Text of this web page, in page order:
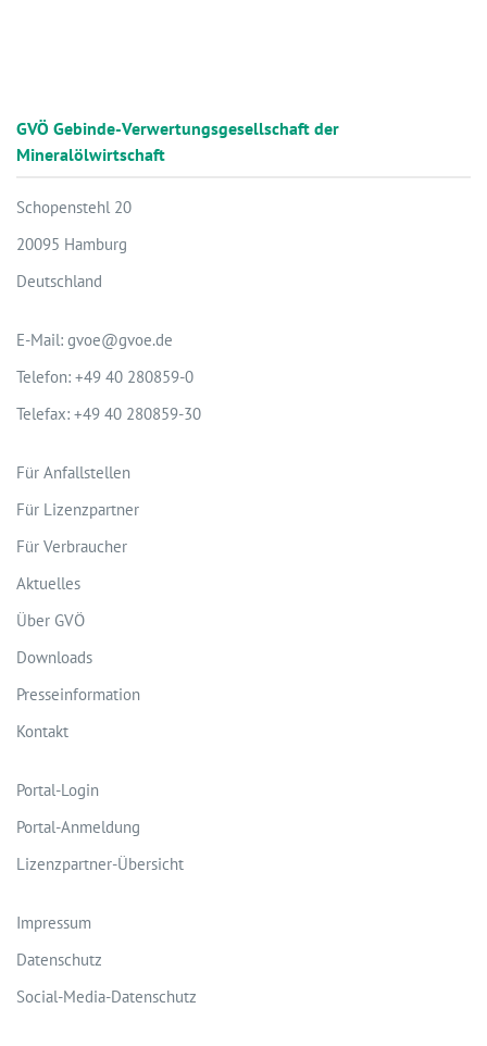
GVÖ Gebinde-Verwertungsgesellschaft der
Mineralölwirtschaft
Schopenstehl 20
20095 Hamburg
Deutschland
E-Mail: gvoe@gvoe.de
Telefon: +49 40 280859-0
Telefax: +49 40 280859-30
Für Anfallstellen
Für Lizenzpartner
Für Verbraucher
Aktuelles
Über GVÖ
Downloads
Presseinformation
Kontakt
Portal-Login
Portal-Anmeldung
Lizenzpartner-Übersicht
Impressum
Datenschutz
Social-Media-Datenschutz